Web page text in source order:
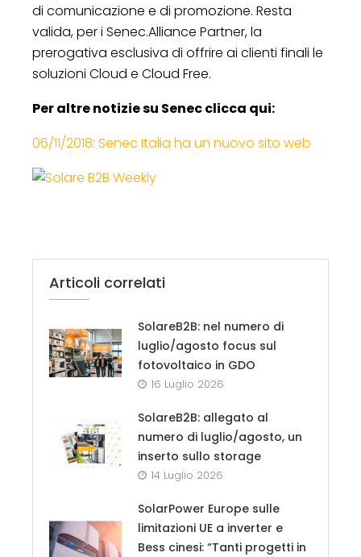
di comunicazione e di promozione. Resta
valida, per i Senec.Alliance Partner, la
prerogativa esclusiva di offrire ai clienti finali le
soluzioni Cloud e Cloud Free.
Per altre notizie su Senec clicca qui:
06/11/2018: Senec Italia ha un nuovo sito web
Articoli correlati
SolareB2B: nel numero di
luglio/agosto focus sul
fotovoltaico in GDO
16 Luglio 2026
SolareB2B: allegato al
numero di luglio/agosto, un
inserto sullo storage
14 Luglio 2026
SolarPower Europe sulle
limitazioni UE a inverter e
Bess cinesi: “Tanti progetti in